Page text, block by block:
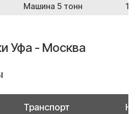
Машина 5 тонн
Уфа - Москва
Транспорт